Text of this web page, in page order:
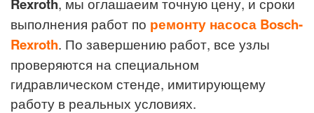
выполнения работ по ремонту насоса Bosch-
Rexroth. По завершению работ, все узлы
проверяются на специальном
гидравлическом стенде, имитирующему
работу в реальных условиях.